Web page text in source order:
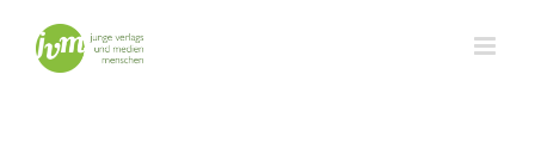
Inhalt
springen